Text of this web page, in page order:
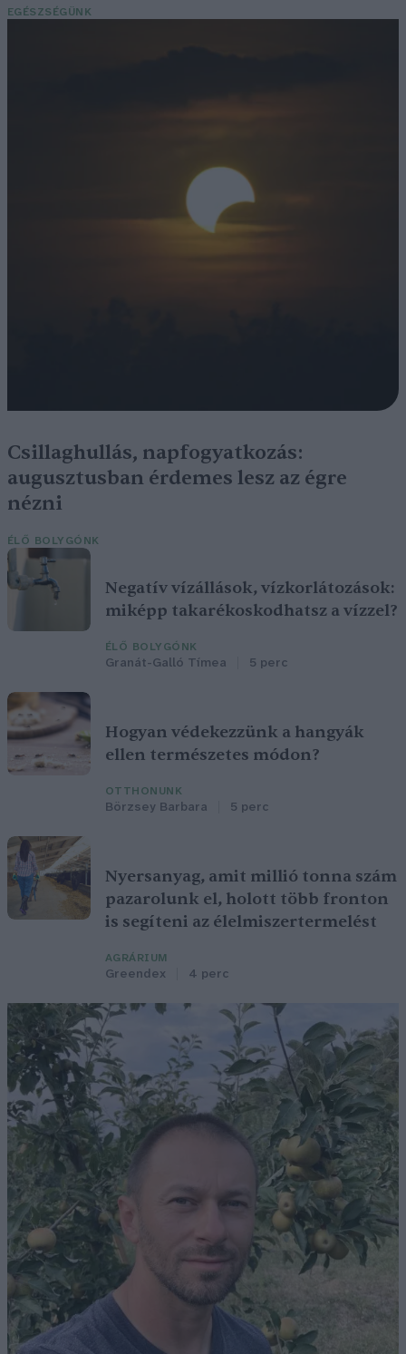
EGÉSZSÉGÜNK
Csillaghullás, napfogyatkozás:
augusztusban érdemes lesz az égre
nézni
ÉLŐ BOLYGÓNK
Negatív vízállások, vízkorlátozások:
miképp takarékoskodhatsz a vízzel?
ÉLŐ BOLYGÓNK
Granát-Galló Tímea 5 perc
Hogyan védekezzünk a hangyák
ellen természetes módon?
OTTHONUNK
Börzsey Barbara 5 perc
Nyersanyag, amit millió tonna szám
pazarolunk el, holott több fronton
is segíteni az élelmiszertermelést
AGRÁRIUM
Greendex 4 perc